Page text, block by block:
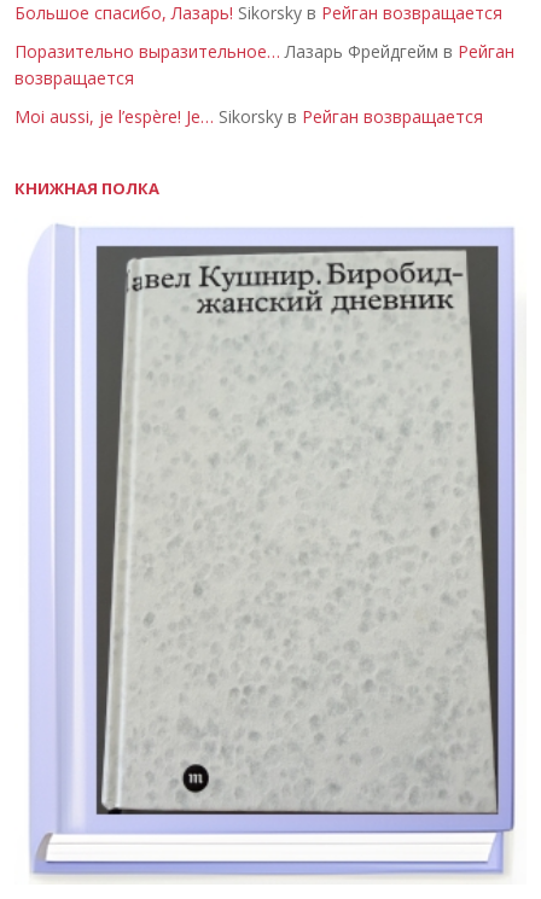
Большое спасибо, Лазарь! Sikorsky в Рейган возвращается
Поразительно выразительное… Лазарь Фрейдгейм в Рейган
возвращается
Moi aussi, je l’espère! Je… Sikorsky в Рейган возвращается
КНИЖНАЯ ПОЛКА